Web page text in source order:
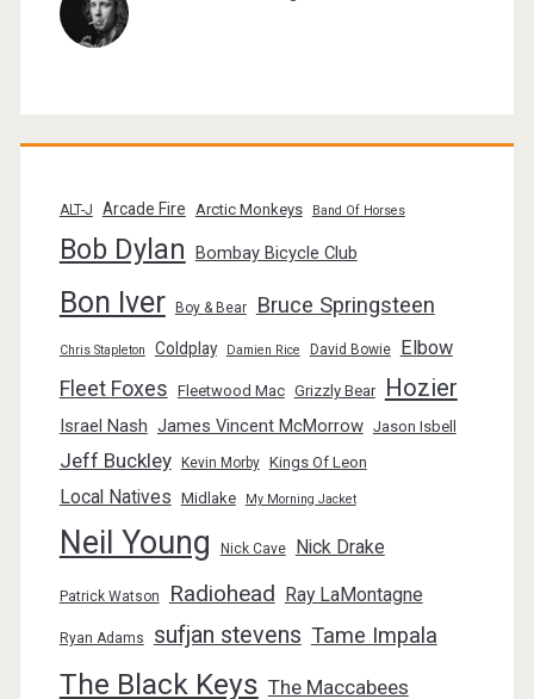
ALT-J Arcade Fire Arctic Monkeys Band Of Horses
Bob Dylan Bombay Bicycle Club
Bon Iver Boy & Bear Bruce Springsteen
Chris Stapleton Coldplay Damien Rice David Bowie Elbow
Fleet Foxes Fleetwood Mac Grizzly Bear Hozier
Israel Nash James Vincent McMorrow Jason Isbell
Jeff Buckley Kevin Morby Kings Of Leon
Local Natives Midlake My Morning Jacket
Neil Young Nick Cave Nick Drake
Patrick Watson Radiohead Ray LaMontagne
Ryan Adams sufjan stevens Tame Impala
The Black Keys The Maccabees